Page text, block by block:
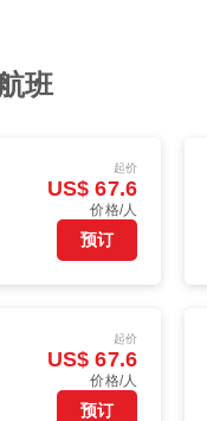
班
起价
US$ 67.6
价格/人
预订
起价
US$ 67.6
价格/人
预订